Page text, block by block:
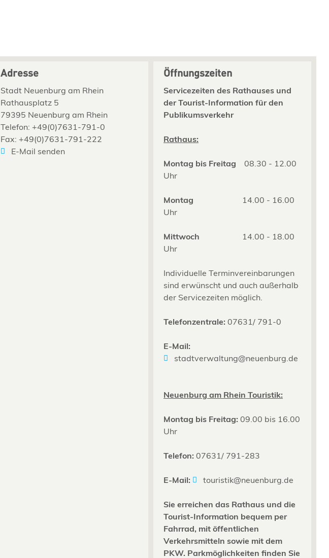
Adresse
Stadt Neuenburg am Rhein
Rathausplatz 5
79395 Neuenburg am Rhein
Telefon: +49(0)7631-791-0
Fax: +49(0)7631-791-222
E-Mail senden
Öffnungszeiten
Servicezeiten des Rathauses und
der Tourist-Information für den
Publikumsverkehr
Rathaus:
Montag bis Freitag 08.30 - 12.00
Uhr
Montag
14.00 - 16.00
Uhr
Mittwoch
14.00 - 18.00
Uhr
Individuelle Terminvereinbarungen
sind erwünscht und auch außerhalb
der Servicezeiten möglich.
Telefonzentrale: 07631/ 791-0
E-Mail:
stadtverwaltung@neuenburg.de
Neuenburg am Rhein Touristik:
Montag bis Freitag: 09.00 bis 16.00
Uhr
Telefon: 07631/ 791-283
E-Mail: touristik@neuenburg.de
Sie erreichen das Rathaus und die
Tourist-Information bequem per
Fahrrad, mit öffentlichen
Verkehrsmitteln sowie mit dem
PKW. Parkmöglichkeiten finden Sie